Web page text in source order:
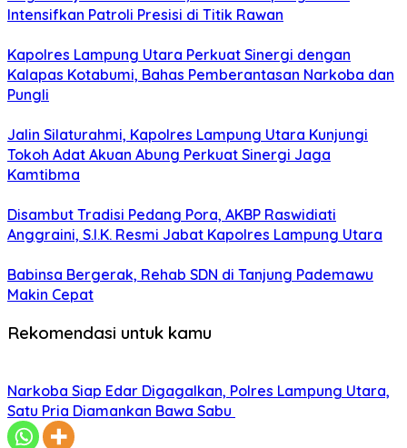
Intensifkan Patroli Presisi di Titik Rawan
Kapolres Lampung Utara Perkuat Sinergi dengan
Kalapas Kotabumi, Bahas Pemberantasan Narkoba dan
Pungli
Jalin Silaturahmi, Kapolres Lampung Utara Kunjungi
Tokoh Adat Akuan Abung Perkuat Sinergi Jaga
Kamtibma
Disambut Tradisi Pedang Pora, AKBP Raswidiati
Anggraini, S.I.K. Resmi Jabat Kapolres Lampung Utara
Babinsa Bergerak, Rehab SDN di Tanjung Pademawu
Makin Cepat
Rekomendasi untuk kamu
Narkoba Siap Edar Digagalkan, Polres Lampung Utara,
Satu Pria Diamankan Bawa Sabu